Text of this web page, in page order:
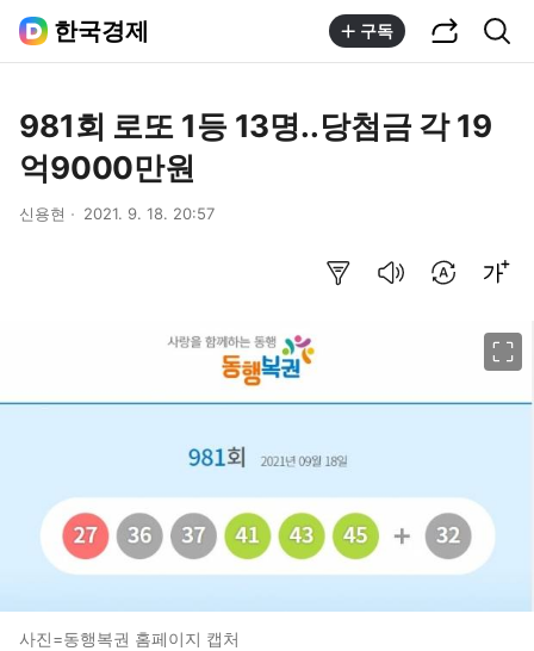
한국경제 구독
981회 로또 1등 13명..당첨금 각 19
억9000만원
신용현 2021. 9. 18. 20:57
사진=동행복권 홈페이지 캡처